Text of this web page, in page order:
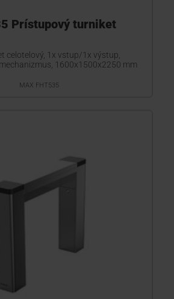
Prístupový turniket
celotelový, 1x vstup/1x výstup,
1600x1500x2250 mm
MAX FHT535